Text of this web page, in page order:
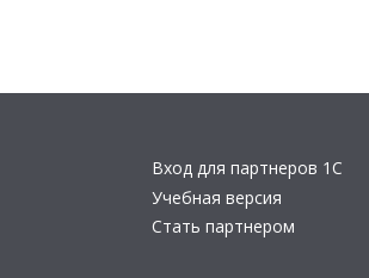
Вход для партнеров 1С
Учебная версия
Стать партнером